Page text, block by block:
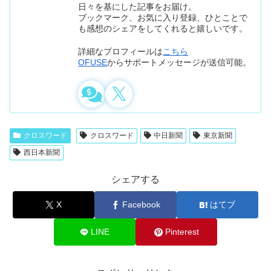
日々を基にした記事をお届け。
ブックマーク、お気に入り登録、ひとことで
も感想のシェアをしてくれると嬉しいです。
詳細なプロフィールはこちら
OFUSEからサポートメッセージが送信可能。
クロスワード クロスワード 中日新聞
東京新聞
西日本新聞
シェアする
X Facebook はてブ
LINE Pinterest